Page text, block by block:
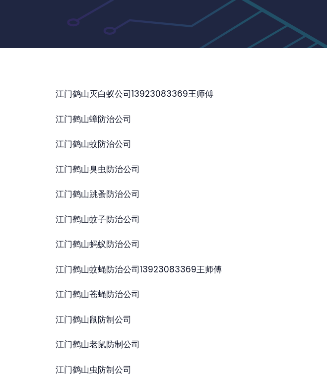
江门鹤山灭白蚁公司13923083369王师傅
江门鹤山蟑防治公司
江门鹤山蚊防治公司
江门鹤山臭虫防治公司
江门鹤山跳蚤防治公司
江门鹤山蚊子防治公司
江门鹤山蚂蚁防治公司
江门鹤山蚊蝇防治公司13923083369王师傅
江门鹤山苍蝇防治公司
江门鹤山鼠防制公司
江门鹤山老鼠防制公司
江门鹤山虫防制公司